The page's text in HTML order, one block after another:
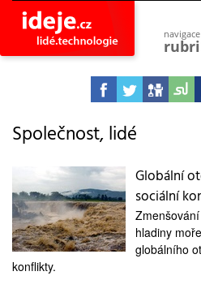
navigace
astro
objevy
planeta
Společnost, lidé
Globální
sociální
hladiny
globálního
konflikty.